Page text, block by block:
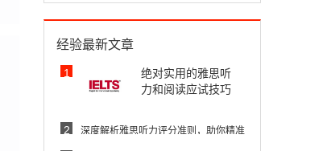
经验最新文章
1
绝对实用的雅思听
力和阅读应试技巧
2
深度解析雅思听力评分准则，助你精准